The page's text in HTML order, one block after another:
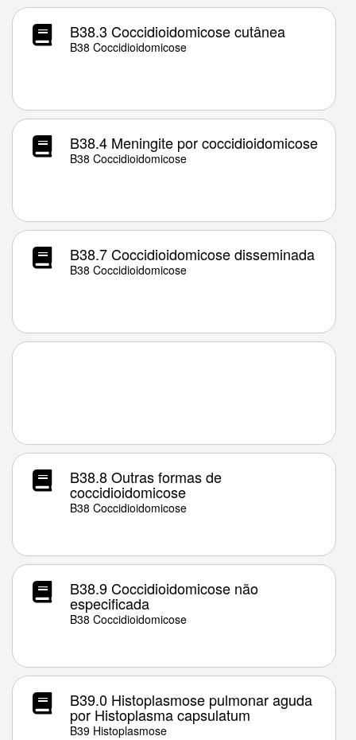
B38.3 Coccidioidomicose cutânea
B38 Coccidioidomicose
B38.4 Meningite por coccidioidomicose
B38 Coccidioidomicose
B38.7 Coccidioidomicose disseminada
B38 Coccidioidomicose
B38.8 Outras formas de
coccidioidomicose
B38 Coccidioidomicose
B38.9 Coccidioidomicose não
especificada
B38 Coccidioidomicose
B39.0 Histoplasmose pulmonar aguda
por Histoplasma capsulatum
B39 Histoplasmose